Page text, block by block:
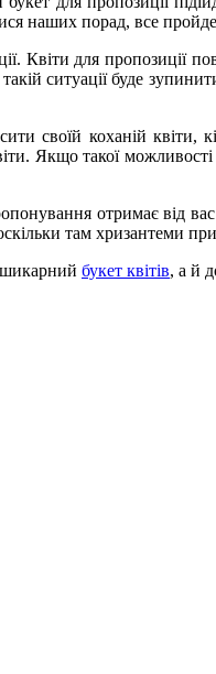
наших порад, все
Квіти для пропозиції
ситуації буде
своїй коханій квіти,
Якщо такої
отримає від
там хризантеми
шикарний букет квітів, а й